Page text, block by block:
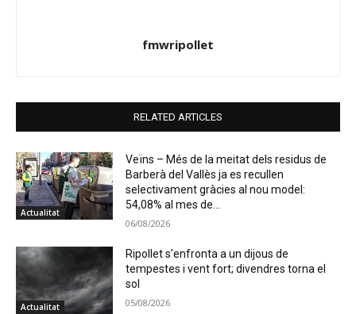
fmwripollet
RELATED ARTICLES
Actualitat
Veïns – Més de la meitat dels residus de
Barberà del Vallès ja es recullen
selectivament gràcies al nou model:
54,08% al mes de...
06/08/2026
Actualitat
Ripollet s’enfronta a un dijous de
tempestes i vent fort; divendres torna el
sol
05/08/2026